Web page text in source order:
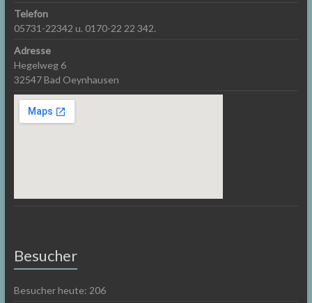
Telefon
05731-22342 u. 0170-22 22 342.
Adresse
Hegelweg 6
32547 Bad Oeynhausen
Besucher
Besucher heute: 206